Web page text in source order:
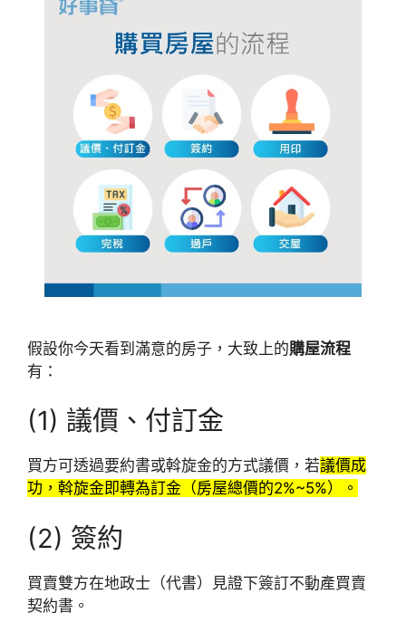
假設你今天看到滿意的房子，大致上的購屋流程
有：
(1) 議價、付訂金
買方可透過要約書或斡旋金的方式議價，若議價成
功，斡旋金即轉為訂金（房屋總價的2%~5%）。
(2) 簽約
買賣雙方在地政士（代書）見證下簽訂不動產買賣
契約書。